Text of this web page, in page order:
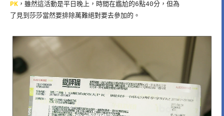
PK ，雖然這活動是平日晚上，時間在尷尬的6點40分，但為
了見到莎莎當然要排除萬難絕對要去參加的。